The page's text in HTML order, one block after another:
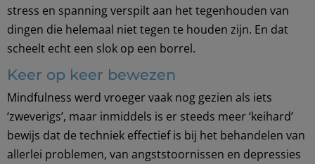
stress en spanning verspilt aan het tegenhouden van
dingen die helemaal niet tegen te houden zijn. En dat
scheelt echt een slok op een borrel.
Keer op keer bewezen
Mindfulness werd vroeger vaak nog gezien als iets
‘zweverigs’, maar inmiddels is er steeds meer ‘keihard’
bewijs dat de techniek effectief is bij het behandelen van
allerlei problemen, van angststoornissen en depressies